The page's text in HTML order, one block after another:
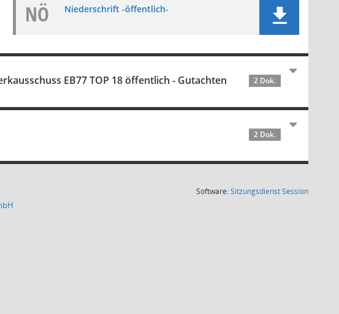
NÖ Niederschrift -öffentlich-
EB77 TOP 18 öffentlich - Gutachten 2 Dok.
2 Dok.
Software:SitzungsdienstSession(Wird in